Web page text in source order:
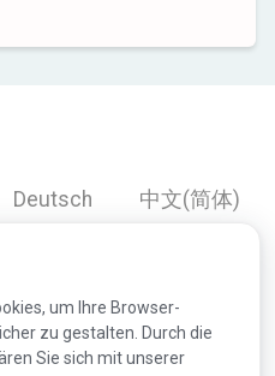
um Ihre Browser-
zu gestalten. Durch die
Sie sich mit unserer
Deutsch
中文(简体)